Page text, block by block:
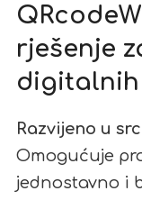
rješenje
digitalnih
Razvijeno u
Omogućuje
jednostavno i